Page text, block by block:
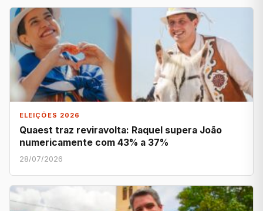
ELEIÇÕES 2026
Quaest traz reviravolta: Raquel supera João
numericamente com 43% a 37%
28/07/2026